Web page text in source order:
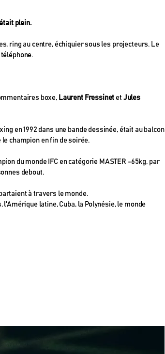
plein.
ring au centre, échiquier sous les projecteurs. Le
boxe, Laurent Fressinet et Jules
en 1992 dans une bande dessinée, était au balcon
champion en fin de soirée.
du monde IFC en catégorie MASTER -65kg, par
debout.
à travers le monde.
latine, Cuba, la Polynésie, le monde